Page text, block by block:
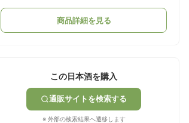
商品詳細を見る
この日本酒を購入
通販サイトを検索する
※ 外部の検索結果へ遷移します